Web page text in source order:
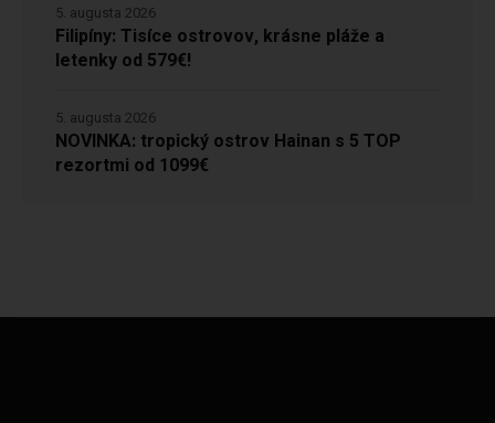
Filipíny: Tisíce ostrovov, krásne pláže a
letenky od 579€!
5. augusta 2026
NOVINKA: tropický ostrov Hainan s 5 TOP
rezortmi od 1099€
5. augusta 2026